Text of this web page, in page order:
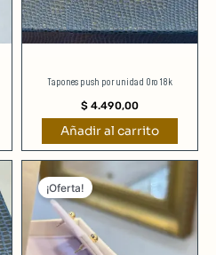
Tapones push por unidad Oro 18k
$ 4.490,00
Añadir al carrito
¡Oferta!
precio
original
era:
$ 5.690,00.
El
actual
$